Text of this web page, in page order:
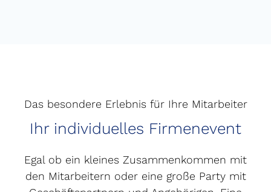
Das besondere Erlebnis für Ihre Mitarbeiter
Ihr individuelles Firmenevent
Egal ob ein kleines Zusammenkommen mit
den Mitarbeitern oder eine große Party mit